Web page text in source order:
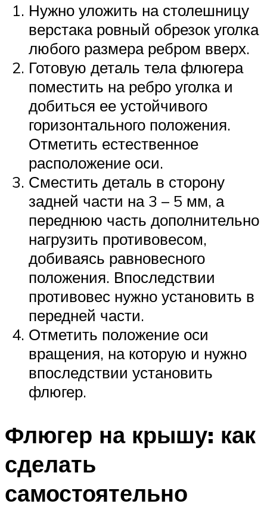
Нужно уложить на столешницу
верстака ровный обрезок уголка
любого размера ребром вверх.
Готовую деталь тела флюгера
поместить на ребро уголка и
добиться ее устойчивого
горизонтального положения.
Отметить естественное
расположение оси.
Сместить деталь в сторону
задней части на 3 – 5 мм, а
переднюю часть дополнительно
нагрузить противовесом,
добиваясь равновесного
положения. Впоследствии
противовес нужно установить в
передней части.
Отметить положение оси
вращения, на которую и нужно
впоследствии установить
флюгер.
Флюгер на крышу: как
сделать
самостоятельно